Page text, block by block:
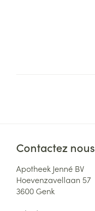
Contactez nous
Apotheek Jenné BV
Hoevenzavellaan 57
3600 Genk